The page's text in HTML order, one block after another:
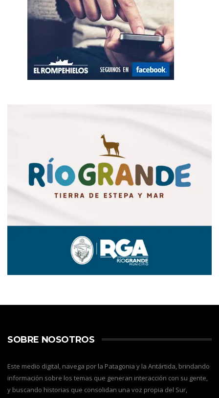
SOBRE NOSOTROS
Este medio digital, navega por la Patagonia y la Antártida, brindando
información sobre los temas que generan interacción con su gente,
y buscando historias que consolidan una voz propia del Sur,